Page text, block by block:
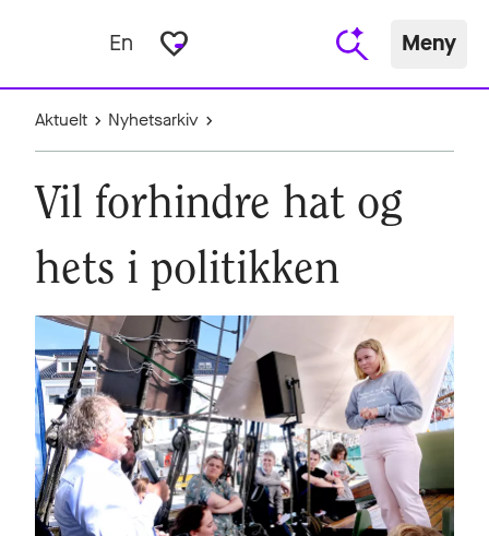
En favorite_border Meny
Aktuelt Nyhetsarkiv
Vil forhindre hat og
hets i politikken